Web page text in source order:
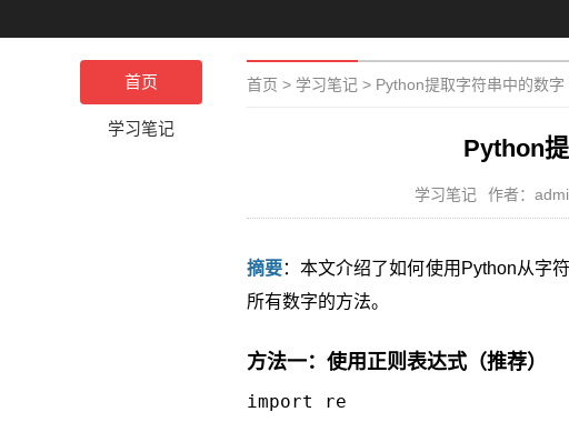
首页
学习笔记
首页 > 学习笔记 > Python提取字符串中的数字
Python
学习笔记 作者：
摘要：本文介绍了如何使用Python从字
所有数字的方法。
方法一：使用正则表达式（推荐）
import re